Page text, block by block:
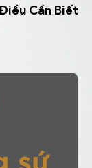
Điều Cần Biết